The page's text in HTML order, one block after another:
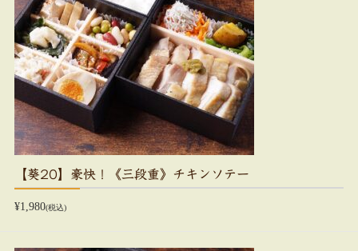
【葵20】豪快！《三段重》チキンソテー
¥1,980(税込)